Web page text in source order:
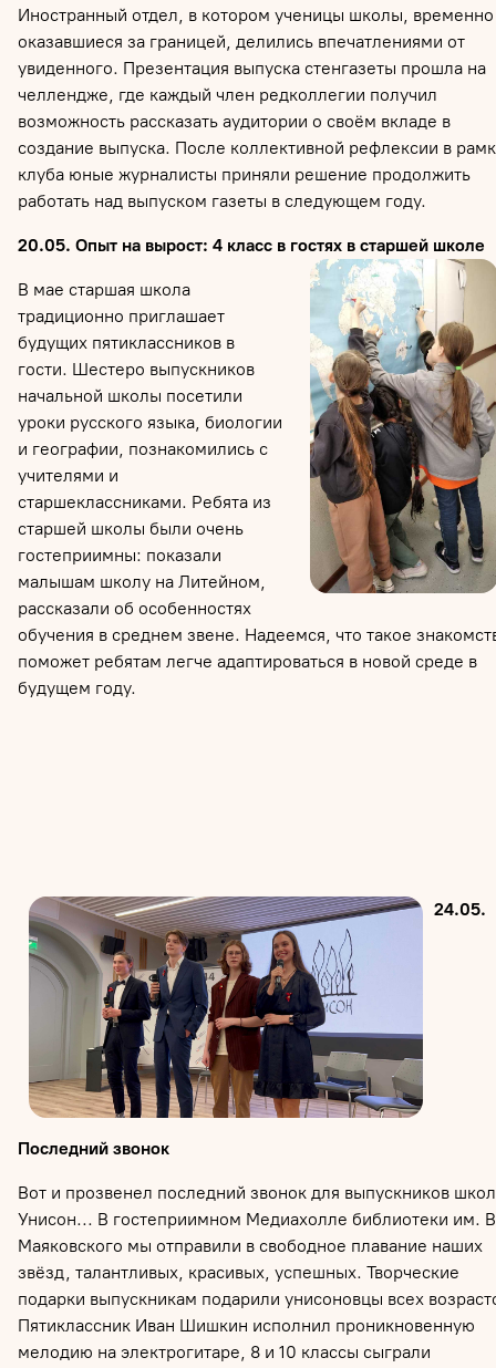
Иностранный отдел, в котором ученицы школы, временно
оказавшиеся за границей, делились впечатлениями от
увиденного. Презентация выпуска стенгазеты прошла на
челлендже, где каждый член редколлегии получил
возможность рассказать аудитории о своём вкладе в
создание выпуска. После коллективной рефлексии в
клуба юные журналисты приняли решение продолжить
работать над выпуском газеты в следующем году.
20.05. Опыт на вырост: 4 класс в гостях в старшей школе
В мае старшая школа
традиционно приглашает
будущих пятиклассников в
гости. Шестеро выпускников
начальной школы посетили
уроки русского языка, биологии
и географии, познакомились с
учителями и
старшеклассниками. Ребята из
старшей школы были очень
гостеприимны: показали
малышам школу на Литейном,
рассказали об особенностях
обучения в среднем звене. Надеемся, что такое
поможет ребятам легче адаптироваться в новой среде в
будущем году.
24.05.
Последний звонок
Вот и прозвенел последний звонок для выпускников
Унисон... В гостеприимном Медиахолле библиотеки им.
Маяковского мы отправили в свободное плавание наших
звёзд, талантливых, красивых, успешных. Творческие
подарки выпускникам подарили унисоновцы всех
Пятиклассник Иван Шишкин исполнил проникновенную
мелодию на электрогитаре, 8 и 10 классы сыграли